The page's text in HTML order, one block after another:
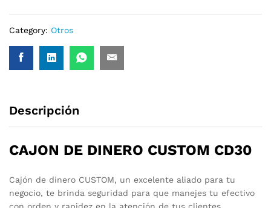
Category: Otros
Descripción
CAJON DE DINERO CUSTOM CD30
Cajón de dinero CUSTOM, un excelente aliado para tu
negocio, te brinda seguridad para que manejes tu efectivo